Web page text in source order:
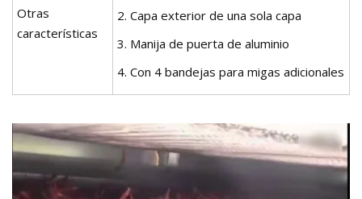
Otras
características
2. Capa exterior de una sola capa
3. Manija de puerta de aluminio
4. Con 4 bandejas para migas adicionales